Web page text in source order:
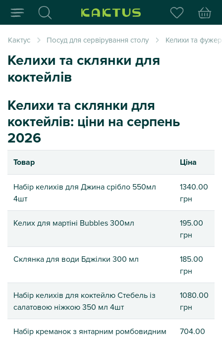
Інтернет-магазин
Кактус Посуд для сервірування столу Келихи та
Келихи та склянки для
коктейлів
Келихи та склянки для
коктейлів: ціни на серпень
2026
Товар Ціна
Набір келихів для Джина срібло 550мл
4шт
1340.00
грн
Келих для мартіні Bubbles 300мл
195.00
грн
Склянка для води Бджілки 300 мл
185.00
грн
Набір келихів для коктейлю Стебель із
салатовою ніжкою 350 мл 4шт
1080.00
грн
Набір креманок з янтарним ромбовидним
704.00